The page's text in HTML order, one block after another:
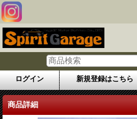
ログイン 新規登録はこちら
商品詳細